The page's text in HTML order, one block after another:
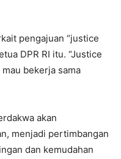
pengajuan “justice
DPR RI itu. “Justice
bekerja sama
akan
menjadi pertimbangan
dan kemudahan